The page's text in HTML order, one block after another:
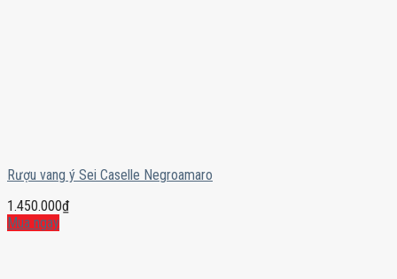
Rượu vang ý Sei Caselle Negroamaro
1.450.000₫
Mua ngay